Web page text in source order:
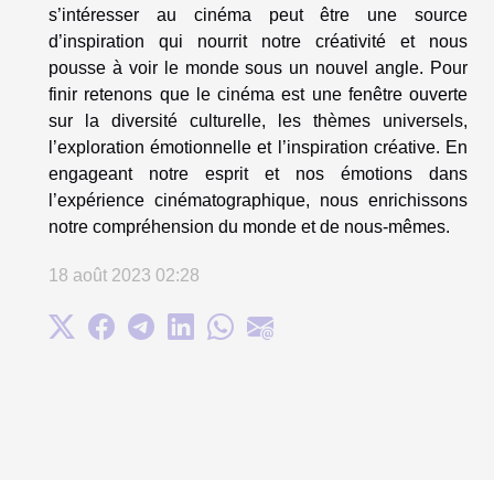
s’intéresser au cinéma peut être une source
d’inspiration qui nourrit notre créativité et nous
pousse à voir le monde sous un nouvel angle. Pour
finir retenons que le cinéma est une fenêtre ouverte
sur la diversité culturelle, les thèmes universels,
l’exploration émotionnelle et l’inspiration créative. En
engageant notre esprit et nos émotions dans
l’expérience cinématographique, nous enrichissons
notre compréhension du monde et de nous-mêmes.
18 août 2023 02:28